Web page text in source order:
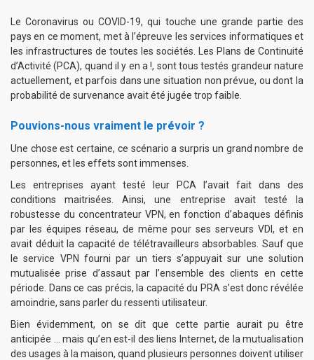
Le Coronavirus ou COVID-19, qui touche une grande partie des
pays en ce moment, met à l’épreuve les services informatiques et
les infrastructures de toutes les sociétés. Les Plans de Continuité
d’Activité (PCA), quand il y en a !, sont tous testés grandeur nature
actuellement, et parfois dans une situation non prévue, ou dont la
probabilité de survenance avait été jugée trop faible.
Pouvions-nous vraiment le prévoir ?
Une chose est certaine, ce scénario a surpris un grand nombre de
personnes, et les effets sont immenses.
Les entreprises ayant testé leur PCA l’avait fait dans des
conditions maitrisées. Ainsi, une entreprise avait testé la
robustesse du concentrateur VPN, en fonction d’abaques définis
par les équipes réseau, de même pour ses serveurs VDI, et en
avait déduit la capacité de télétravailleurs absorbables. Sauf que
le service VPN fourni par un tiers s’appuyait sur une solution
mutualisée prise d’assaut par l’ensemble des clients en cette
période. Dans ce cas précis, la capacité du PRA s’est donc révélée
amoindrie, sans parler du ressenti utilisateur.
Bien évidemment, on se dit que cette partie aurait pu être
anticipée … mais qu’en est-il des liens Internet, de la mutualisation
des usages à la maison, quand plusieurs personnes doivent utiliser